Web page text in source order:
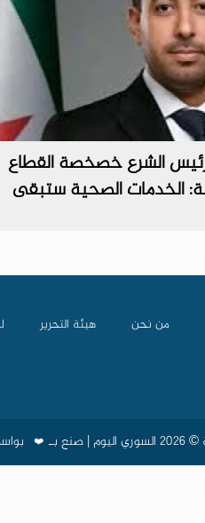
الشرع خصخصة القطاع
الخدمات الصحية ستبقى
من نحن هيئة التحرير
بـ ❤️